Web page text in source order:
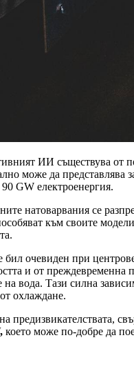
ИИ съществува от
може да представлява
GW електроенергия.
натоварвания се
към своите
очевиден при
и от
на вода. Тази силна
охлаждане.
което може по-добре да